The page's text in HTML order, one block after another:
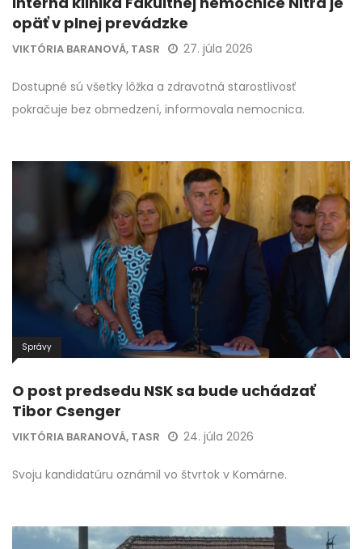
opäť v plnej prevádzke
VIKTÓRIA BARANOVÁ, TASR 27. júla 2026
Dostupné sú všetky lôžka a zdravotná starostlivosť
pokračuje bez obmedzení, informovala nemocnica.
Správy
O post predsedu NSK sa bude uchádzať
Tibor Csenger
VIKTÓRIA BARANOVÁ, TASR 24. júla 2026
Svoju kandidatúru oznámil vo štvrtok v Komárne.